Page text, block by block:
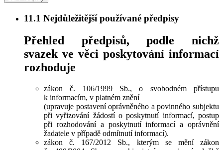
11.1 Nejdůležitější používané předpisy
Přehled předpisů, podle nichž
svazek ve věci poskytování informací
rozhoduje
zákon č. 106/1999 Sb., o svobodném přístupu
k informacím, v platném znění
(upravuje postavení oprávněného a povinného subjektu
při vyřizování žádostí o poskytnutí informací, postup
při rozhodování a poskytnutí informací a oprávnění
žadatele v případě odmítnutí informací).
zákon č. 167/2012 Sb., kterým se mění zákon